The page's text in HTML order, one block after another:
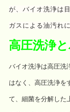
が、バイオ洗浄は
ガスによる油汚れ
高圧洗浄
バイオ洗浄は高圧洗
はなく、高圧洗浄を
て、細菌を分解した